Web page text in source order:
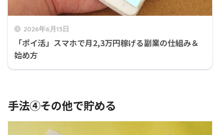
2026年6月13日
「ポイ活」スマホで月2,3万円稼げる副業の仕組み＆
始め方
手法④その他で貯める